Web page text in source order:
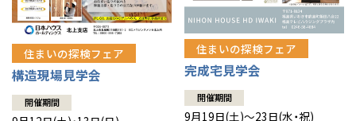
住まいの探検フェア
構造現場見学会
開催期間
住まいの探検フェア
完成宅見学会
開催期間
9月19日(土)～23日(水・祝)